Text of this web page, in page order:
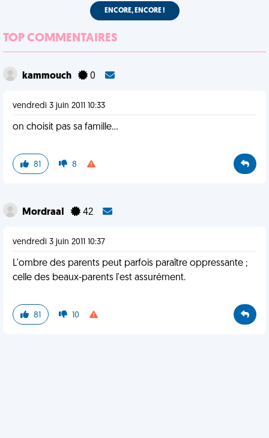
ENCORE, ENCORE !
TOP COMMENTAIRES
kammouch 0
vendredi 3 juin 2011 10:33
on choisit pas sa famille...
81 8
MordraaI 42
vendredi 3 juin 2011 10:37
L'ombre des parents peut parfois paraître oppressante ;
celle des beaux-parents l'est assurément.
81 10